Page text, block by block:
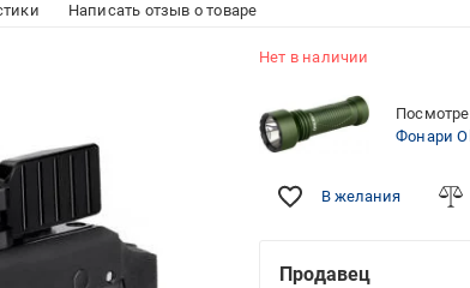
Написать отзыв о товаре
Нет в наличии
Фонари
В желания
Продавец